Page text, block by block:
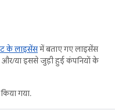
के लाइसेंसमें बताए गए लाइसेंस
या इससे जुड़ी हुई कंपनियों के
गया.